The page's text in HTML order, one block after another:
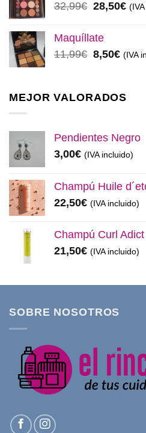
48,00€.
32,99€ El
original
32,99€.
28,50€El
Maquíllate
11,99€ El
era:
8,50€El
es:
(IVA
MEJOR VALORADOS
Pendientes Negro
3,00€ (IVA incluido)
Champú Huile
22,50€ (IVA incluido)
Champú Curl
21,50€ (IVA incluido)
SOBRE NOSOTROS